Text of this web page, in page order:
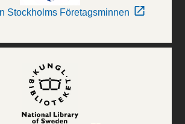
Stockholms Företagsminnen